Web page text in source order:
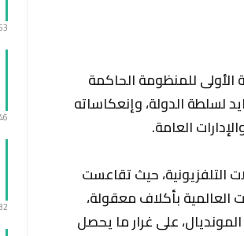
الأولى للمنظومة الحاكمة
لسلطة الدولة، وإنعكاساته
العامة.
التلفزيونية، حيث تقاعست
العالمية بأكلاف معقولة،
على غرار ما يحصل